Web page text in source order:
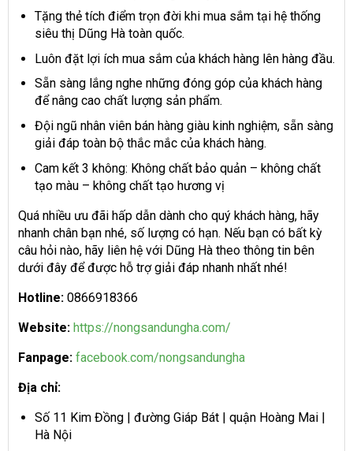
Tặng thẻ tích điểm trọn đời khi mua sắm tại hệ thống
siêu thị Dũng Hà toàn quốc.
Luôn đặt lợi ích mua sắm của khách hàng lên hàng đầu.
Sẵn sàng lắng nghe những đóng góp của khách hàng
để nâng cao chất lượng sản phẩm.
Đội ngũ nhân viên bán hàng giàu kinh nghiệm, sẵn sàng
giải đáp toàn bộ thắc mắc của khách hàng.
Cam kết 3 không: Không chất bảo quản – không chất
tạo màu – không chất tạo hương vị
Quá nhiều ưu đãi hấp dẫn dành cho quý khách hàng, hãy
nhanh chân bạn nhé, số lượng có hạn. Nếu bạn có bất kỳ
câu hỏi nào, hãy liên hệ với Dũng Hà theo thông tin bên
dưới đây để được hỗ trợ giải đáp nhanh nhất nhé!
Hotline: 0866918366
Website: https://nongsandungha.com/
Fanpage: facebook.com/nongsandungha
Địa chỉ:
Số 11 Kim Đồng | đường Giáp Bát | quận Hoàng Mai |
Hà Nội